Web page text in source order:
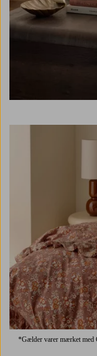
*Gælder varer mærket med